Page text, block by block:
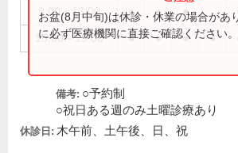
9:00～13:00 ● ● ●
15:00～19:00 ● ● ● ●
お盆(8月中旬)は休診・休業の場合があ
に必ず医療機関に直接ご確認ください。
備考: ○予約制
○祝日ある週のみ土曜診療あり
休診日: 木午前、土午後、日、祝